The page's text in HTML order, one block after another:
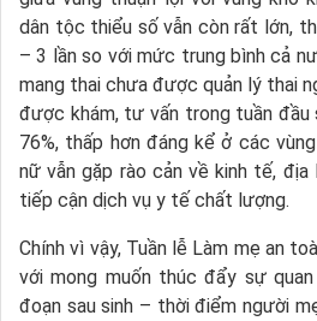
dân tộc thiểu số vẫn còn rất lớn,
– 3 lần so với mức trung bình cả
mang thai chưa được quản lý thai
được khám, tư vấn trong tuần đầu
76%, thấp hơn đáng kể ở các
nữ vẫn gặp rào cản về kinh tế,
tiếp cận dịch vụ y tế chất lượng.
Chính vì vậy, Tuần lễ Làm mẹ an
với mong muốn thúc đẩy sự
đoạn sau sinh – thời điểm người